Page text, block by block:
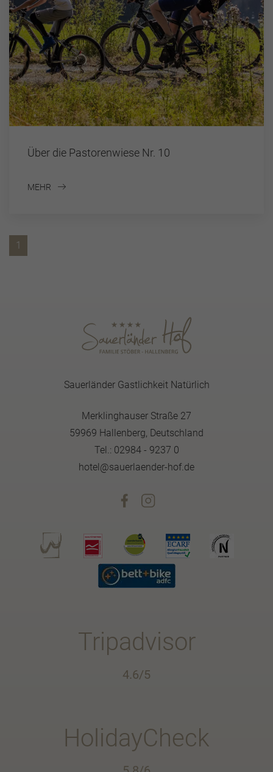
Über die Pastorenwiese Nr. 10
MEHR
1
Sauerländer Gastlichkeit Natürlich
Merklinghauser Straße 27
59969 Hallenberg, Deutschland
Tel.: 02984 - 9237 0
hotel@sauerlaender-hof.de
Tripadvisor
4.6/5
HolidayCheck